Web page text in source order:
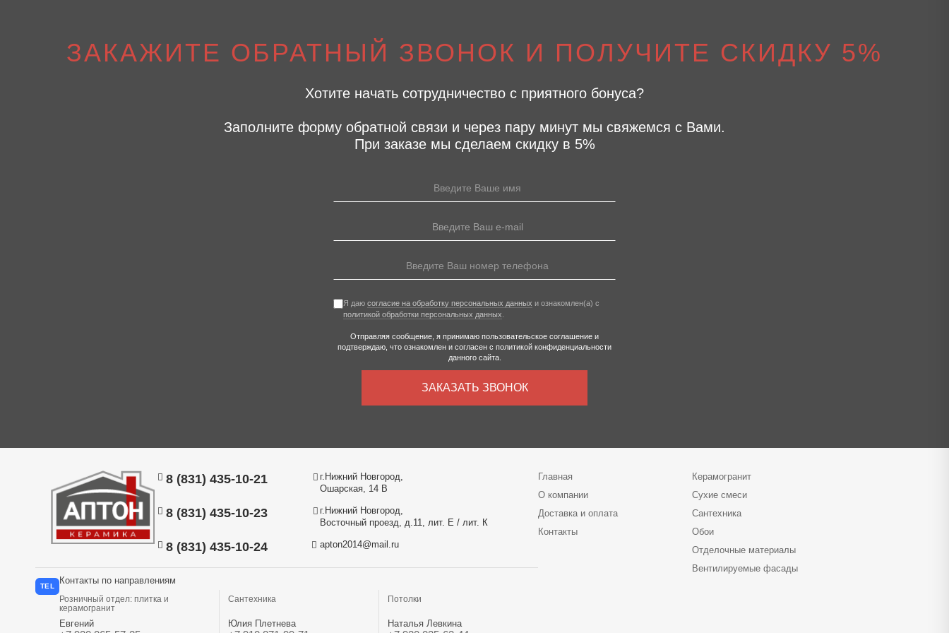
ЗАКАЖИТЕ ОБРАТНЫЙ ЗВОНОК И ПОЛУЧИТЕ СКИДКУ 5%
Хотите начать сотрудничество с приятного бонуса?
Заполните форму обратной связи и через пару минут мы свяжемся с Вами.
При заказе мы сделаем скидку в 5%
Я даю согласие на обработку персональных данных и ознакомлен(а) с
политикой обработки персональных данных
Отправляя сообщение, я принимаю пользовательское соглашение и
подтверждаю, что ознакомлен и согласен с политикой конфиденциальности
данного сайта.
ЗАКАЗАТЬ ЗВОНОК
8 (831) 435-10-21
8 (831) 435-10-23
8 (831) 435-10-24
г.Нижний Новгород,
Ошарская, 14 В
г.Нижний Новгород,
Восточный проезд, д.11, лит. Е / лит. К
apton2014@mail.ru
TEL
Контакты по направлениям
Розничный отдел: плитка и
керамогранит
Евгений
Сантехника
Юлия Плетнева
Потолки
Наталья Левкина
Главная
О компании
Доставка и оплата
Контакты
Керамогранит
Сухие смеси
Сантехника
Обои
Отделочные материалы
Вентилируемые фасады